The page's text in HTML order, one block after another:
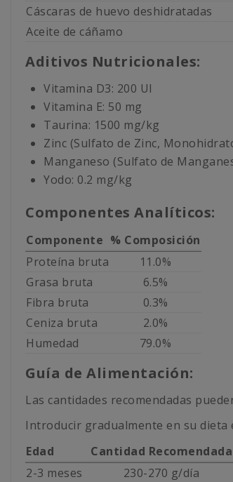
Cáscaras de huevo deshidratadas
Aceite de cáñamo
Aditivos Nutricionales:
Vitamina D3: 200 UI
Vitamina E: 50 mg
Taurina: 1500 mg/kg
Zinc (Sulfato de Zinc,
Manganeso (Sulfato de
Yodo: 0.2 mg/kg
Componentes Analíticos:
Componente % Composición
Proteína bruta
11.0%
Grasa bruta
6.5%
Fibra bruta
0.3%
Ceniza bruta
2.0%
Humedad
79.0%
Guía de Alimentación:
Las cantidades recomendadas
Introducir gradualmente en su dieta
Edad
Cantidad Recomendada
2-3 meses
230-270 g/día